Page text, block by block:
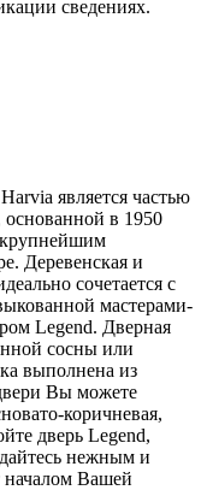
сведениях.
является частью
в 1950
крупнейшим
Деревенская и
сочетается с
мастерами-
Legend. Дверная
сосны или
выполнена из
Вы можете
коричневая,
дверь Legend,
нежным и
началом Вашей